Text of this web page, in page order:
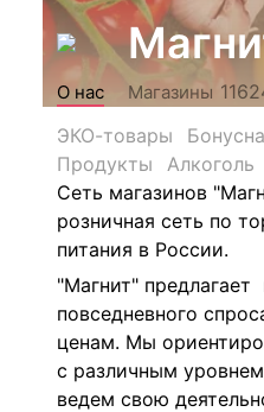
О нас Магазины
ЭКО-товары
Продукты
Алкоголь
Сеть магазинов
розничная сеть по
питания в России.
"Магнит"
повседневного
ценам. Мы
с различным
ведем свою